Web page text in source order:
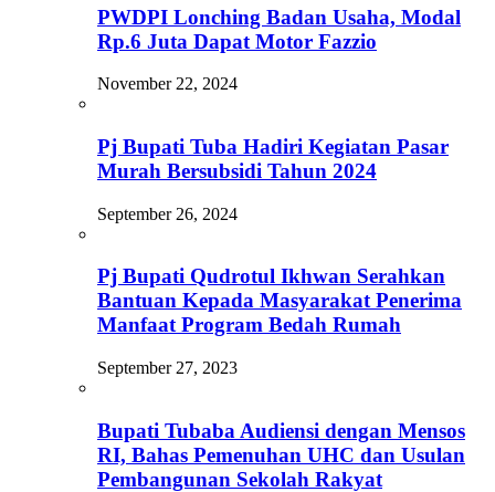
PWDPI Lonching Badan Usaha, Modal
Rp.6 Juta Dapat Motor Fazzio
November 22, 2024
Pj Bupati Tuba Hadiri Kegiatan Pasar
Murah Bersubsidi Tahun 2024
September 26, 2024
Pj Bupati Qudrotul Ikhwan Serahkan
Bantuan Kepada Masyarakat Penerima
Manfaat Program Bedah Rumah
September 27, 2023
Bupati Tubaba Audiensi dengan Mensos
RI, Bahas Pemenuhan UHC dan Usulan
Pembangunan Sekolah Rakyat